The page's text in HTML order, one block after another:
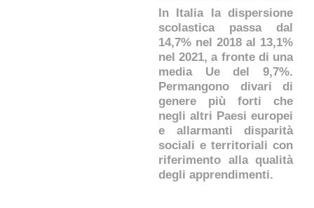
In Italia la dispersione
scolastica passa dal
14,7% nel 2018 al 13,1%
nel 2021, a fronte di una
media Ue del 9,7%.
Permangono divari di
genere più forti che
negli altri Paesi europei
e allarmanti disparità
sociali e territoriali con
riferimento alla qualità
degli apprendimenti.